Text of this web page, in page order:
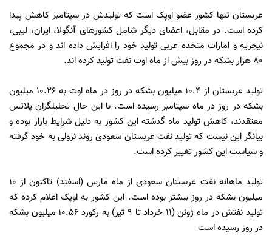
عربستان تنها کشور عضو اوپک است که تولیدش در سپتامبر کاهش پیدا
کرده است. در مقابل، اعضای دیگر شامل کشورهای آنگولا، ایران، لیبی،
نیجریه و امارات متحده عربی تولید خود را افزایش داده اند و در مجموع
80 هزار بشکه در روز بیش از ماه اوت نفت تولید کرده اند.
تولید عربستان از 10.4 میلیون بشکه در روز در ماه اوت به 10.26 میلیون
بشکه در روز در ماه سپتامبر رسیده است. با این حال تحلیلگران پلاتس
معتقدند، کاهش تولید ماه گذشته این کشور به دلیل شرایط بازار بوده و
بیانگر این نیست که تولید نفت عربستان سعودی روند نزولی به خود گرفته
و سیاست این کشور تغییر کرده است.
تولید ماهانه نفت عربستان سعودی از ماه مارس (اسفند) تاکنون از 10
میلیون بشکه در روز بیشتر بوده است. این کشور به اوپک اعلام کرده که
تولید نفتش در ماه ژوئن (11 خرداد تا 9 تیر) به رکورد 10.56 میلیون بشکه
در روز رسیده است